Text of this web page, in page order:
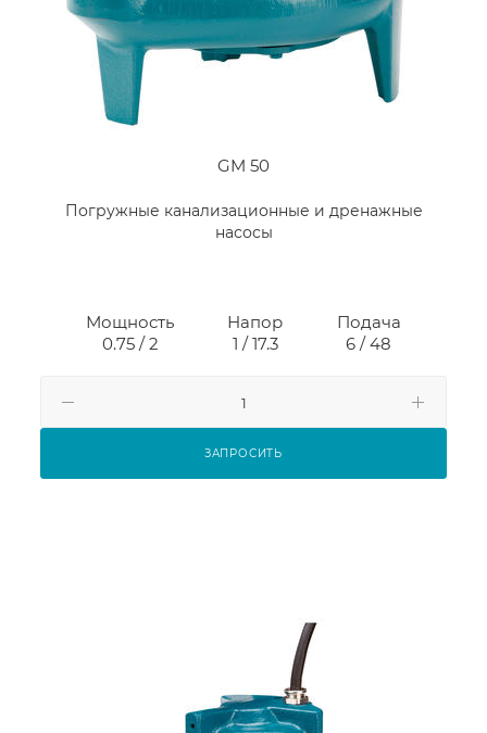
GM 50
Погружные канализационные и дренажные
насосы
Мощность
0.75 / 2
Напор
1 / 17.3
Подача
6 / 48
ЗАПРОСИТЬ